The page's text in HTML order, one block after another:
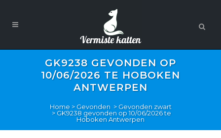
GK9238 GEVONDEN OP
10/06/2026 TE HOBOKEN
ANTWERPEN
Home>Gevonden >Gevonden zwart
>GK9238 gevonden op 10/06/2026 te
Hoboken Antwerpen